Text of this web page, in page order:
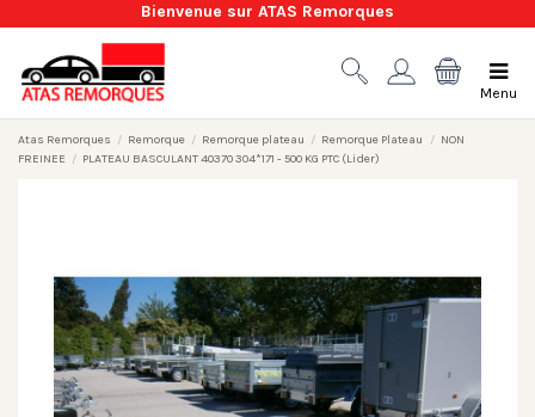
Bienvenue sur ATAS Remorques
Menu
Atas Remorques Remorque Remorque plateau Remorque Plateau
NON
FREINEE
PLATEAU BASCULANT 40370 304*171 - 500 KG PTC (Lider)